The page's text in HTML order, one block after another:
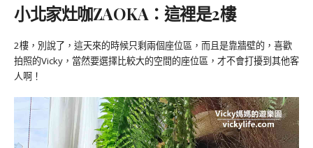
小北家灶咖ZAOKA：這裡是2樓
2樓，別說了，這天來的時候只剩兩個座位區，而且是靠牆壁的，喜歡
拍照的Vicky，當然要選擇比較大的空間的座位區，才不會打擾到其他客
人啊！